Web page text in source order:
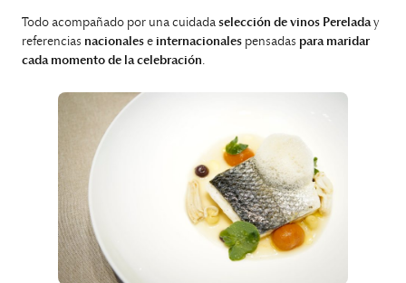
Todo acompañado por una cuidada selección de vinos Pereladay
referencias nacionales e internacionales pensadas para maridar
cada momento de la celebración.